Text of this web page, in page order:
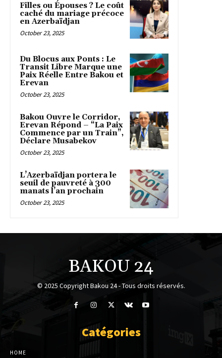
Filles ou Épouses ? Le coût
caché du mariage précoce
en Azerbaïdjan
October 23, 2025
Du Blocus aux Ponts : Le
Transit Libre Marque une
Paix Réelle Entre Bakou et
Erevan
October 23, 2025
Bakou Ouvre le Corridor,
Erevan Répond – “La Paix
Commence par un Train”,
Déclare Musabekov
October 23, 2025
L’Azerbaïdjan portera le
seuil de pauvreté à 300
manats l’an prochain
October 23, 2025
BAKOU 24
© 2025 Copyright Bakou 24 - Tous droits réservés.
Catégories
HOME